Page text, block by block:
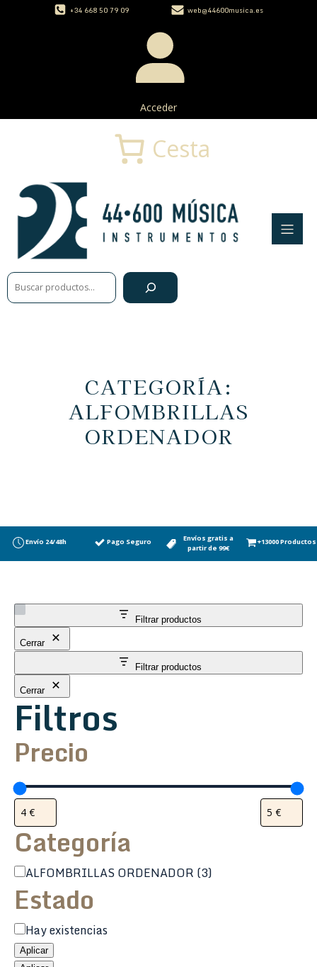
+34 668 50 79 09 web@44600musica.es
Acceder
Buscar
Cesta
CATEGORÍA:
ALFOMBRILLAS
ORDENADOR
Envío 24/48h Pago Seguro
Envíos gratis a
partir de 99€
+13000 Productos
Filtrar productos
Cerrar
Filtrar productos
Cerrar
Filtros
Precio
Categoría
Categoría
ALFOMBRILLAS ORDENADOR (3)
Estado
Estado
Hay existencias
Aplicar